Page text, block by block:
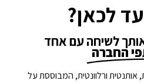
לכאן?
אותך לשיחה עם אחד
החברה
אותנטית ורלוונטית, המבוססת על